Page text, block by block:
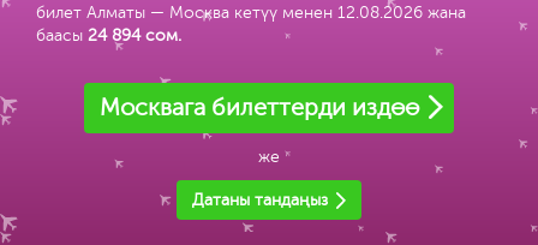
билет Алматы — Москва кетүү менен 12.08.2026 жана
баасы 24 894 сом.
Москвага билеттерди издөө
же
Датаны тандаңыз